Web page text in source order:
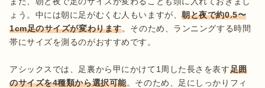
ょう。中には朝に足がむくむ人もいますが、朝と夜で約0.5〜
1cm足のサイズが変わります。そのため、ランニングする時間
帯にサイズを測るのがおすすめです。
アシックスでは、足裏から甲にかけて1周した長さを表す足囲
のサイズを4種類から選択可能。そのため、足にしっかりフィ